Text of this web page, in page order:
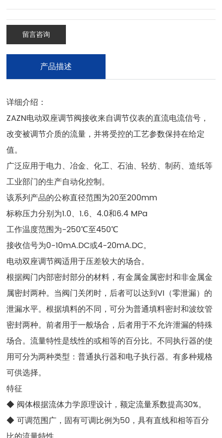
留言咨询
产品描述
详细介绍：
ZAZN电动双座调节阀接收来自调节仪表的直流电流信号，
改变被调节介质的流量，并将受控的工艺参数保持在给定
值。
广泛应用于电力、冶金、化工、石油、轻纺、制药、造纸等
工业部门的生产自动化控制。
该系列产品的公称直径范围为20至200mm
标称压力分别为1.0、1.6、4.0和6.4 MPa
工作温度范围为-250℃至450℃
接收信号为0-10mA.DC或4-20mA.DC。
电动双座调节阀适用于压差较大的场合。
根据阀门内部密封部分的材料，有金属金属密封和非金属金
属密封两种。当阀门关闭时，后者可以达到VI（零泄漏）的
泄漏水平。根据填料的不同，可分为普通填料密封和波纹管
密封两种。前者用于一般场合，后者用于不允许泄漏的特殊
场合。流量特性是线性的或相等的百分比。不同执行器的使
用可分为两种类型：普通执行器和电子执行器。有多种规格
可供选择。
特征
◆ 阀体根据流体力学原理设计，额定流量系数提高30%。
◆ 可调范围广，固有可调比例为50，具有直线和相等百分